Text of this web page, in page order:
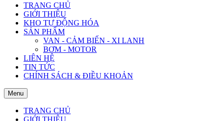
TRANG CHỦ
GIỚI THIỆU
KHO TỰ ĐỘNG HÓA
SẢN PHẨM
VAN - CẢM BIẾN - XI LANH
BƠM - MOTOR
LIÊN HỆ
TIN TỨC
CHÍNH SÁCH & ĐIỀU KHOẢN
Menu
TRANG CHỦ
GIỚI THIỆU